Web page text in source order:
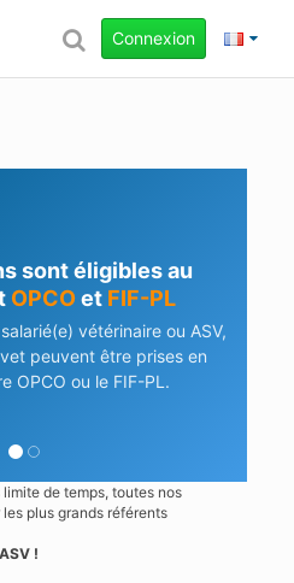
Connexion
accompagne dans vos
prise en charge.
plus
nous
de temps, toutes nos
plus grands référents
!